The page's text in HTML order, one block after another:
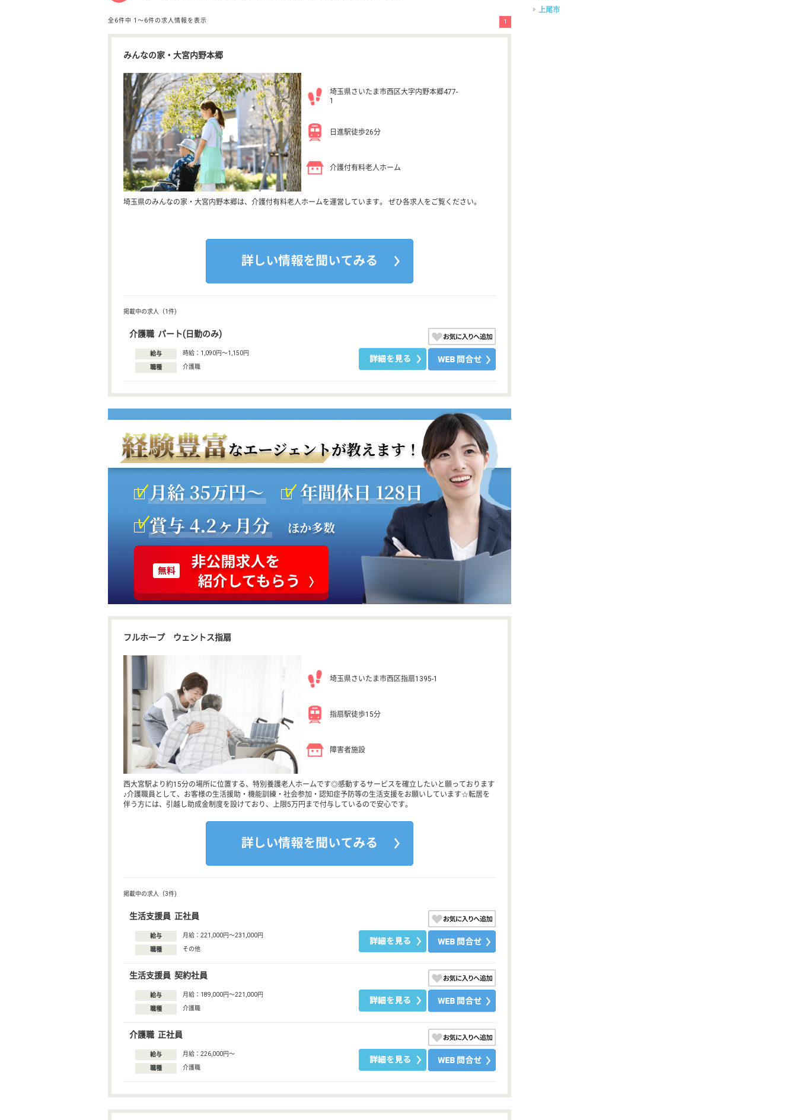
全6件中 1〜6件の求人情報を表示 1
みんなの家・大宮内野本郷
埼玉県さいたま市西区大字内野本郷477-
1
日進駅徒歩26分
介護付有料老人ホーム
埼玉県のみんなの家・大宮内野本郷は、介護付有料老人ホームを運営しています。 ぜひ各求人をご覧ください。
掲載中の求人（1件)
介護職 パート(日勤のみ)
給与 時給：1,090円〜1,150円
職種 介護職
フルホープ ウェントス指扇
埼玉県さいたま市西区指扇1395-1
指扇駅徒歩15分
障害者施設
西大宮駅より約15分の場所に位置する、特別養護老人ホームです◎感動するサービスを確立したいと願っております
♪介護職員として、お客様の生活援助・機能訓練・社会参加・認知症予防等の生活支援をお願いしています☆転居を
伴う方には、引越し助成金制度を設けており、上限5万円まで付与しているので安心です。
掲載中の求人（3件)
生活支援員 正社員
給与 月給：221,000円〜231,000円
職種 その他
生活支援員 契約社員
給与 月給：189,000円〜221,000円
職種 介護職
介護職 正社員
給与 月給：226,000円〜
職種 介護職
上尾市